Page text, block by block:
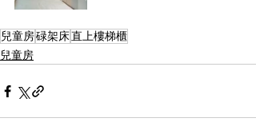
兒童房碌架床直上樓梯櫃
兒童房